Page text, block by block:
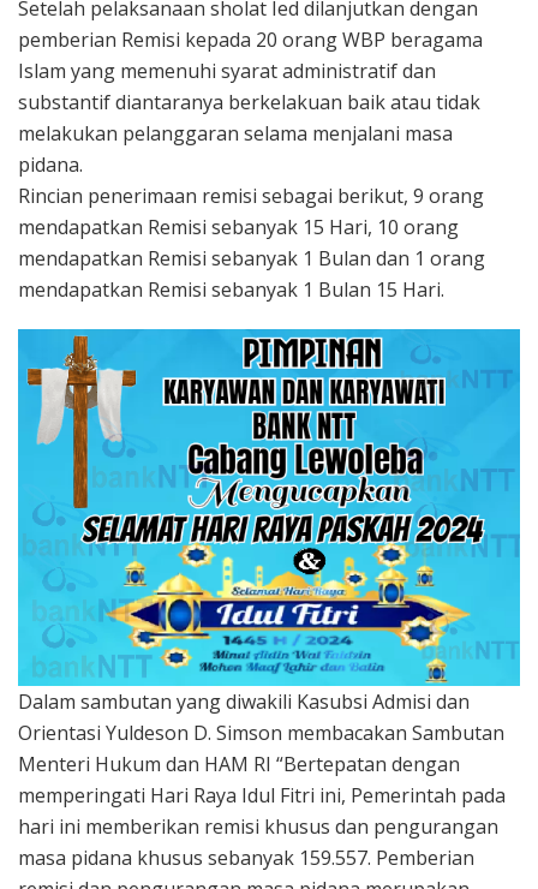
Setelah pelaksanaan sholat Ied dilanjutkan dengan
pemberian Remisi kepada 20 orang WBP beragama
Islam yang memenuhi syarat administratif dan
substantif diantaranya berkelakuan baik atau tidak
melakukan pelanggaran selama menjalani masa
pidana.
Rincian penerimaan remisi sebagai berikut, 9 orang
mendapatkan Remisi sebanyak 15 Hari, 10 orang
mendapatkan Remisi sebanyak 1 Bulan dan 1 orang
mendapatkan Remisi sebanyak 1 Bulan 15 Hari.
Dalam sambutan yang diwakili Kasubsi Admisi dan
Orientasi Yuldeson D. Simson membacakan Sambutan
Menteri Hukum dan HAM RI “Bertepatan dengan
memperingati Hari Raya Idul Fitri ini, Pemerintah pada
hari ini memberikan remisi khusus dan pengurangan
masa pidana khusus sebanyak 159.557. Pemberian